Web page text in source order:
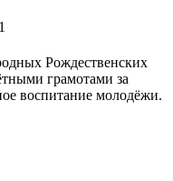
Рождественских
грамотами за
воспитание молодёжи.